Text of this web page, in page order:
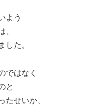
よう
、
した。
ではなく
と
たせいか、